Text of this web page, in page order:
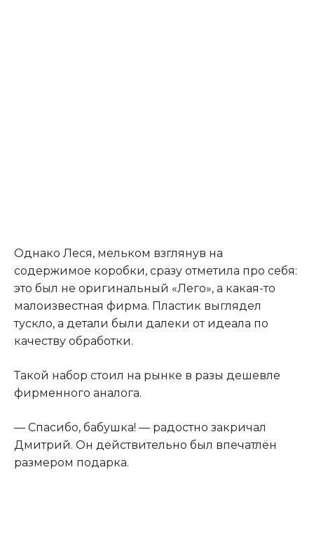
Однако Леся, мельком взглянув на
содержимое коробки, сразу отметила про себя:
это был не оригинальный «Лего», а какая-то
малоизвестная фирма. Пластик выглядел
тускло, а детали были далеки от идеала по
качеству обработки.
Такой набор стоил на рынке в разы дешевле
фирменного аналога.
— Спасибо, бабушка! — радостно закричал
Дмитрий. Он действительно был впечатлён
размером подарка.